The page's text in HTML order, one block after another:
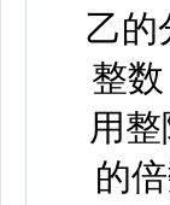
乙的
整
用
的